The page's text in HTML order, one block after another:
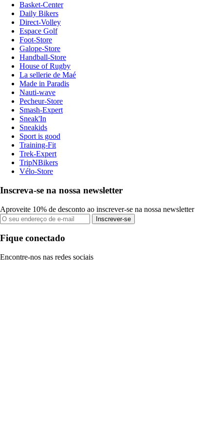
Basket-Center
Daily Bikers
Direct-Volley
Espace Golf
Foot-Store
Galope-Store
Handball-Store
House of Rugby
La sellerie de Maé
Made in Paradis
Nauti-wave
Pecheur-Store
Smash-Expert
Sneak'In
Sneakids
Sport is good
Training-Fit
Trek-Expert
TripNBikers
Vélo-Store
Inscreva-se na nossa newsletter
Aproveite 10% de desconto ao inscrever-se na nossa newsletter
Inscrever-se
Fique conectado
Encontre-nos nas redes sociais